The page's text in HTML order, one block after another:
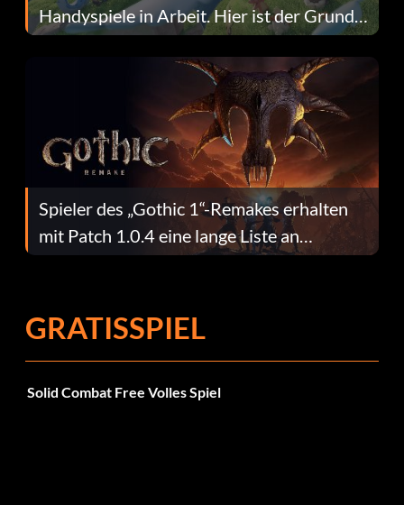
Handyspiele in Arbeit. Hier ist der Grund
dafür.
Spieler des „Gothic 1“-Remakes erhalten
mit Patch 1.0.4 eine lange Liste an
Fehlerbehebungen
GRATISSPIEL
Solid Combat Free Volles Spiel